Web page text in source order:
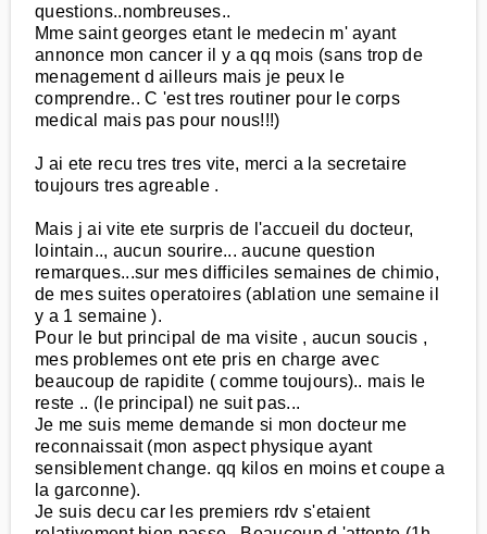
questions..nombreuses..
Mme saint georges etant le medecin m' ayant
annonce mon cancer il y a qq mois (sans trop de
menagement d ailleurs mais je peux le
comprendre.. C 'est tres routiner pour le corps
medical mais pas pour nous!!!)
J ai ete recu tres tres vite, merci a la secretaire
toujours tres agreable .
Mais j ai vite ete surpris de l'accueil du docteur,
lointain.., aucun sourire... aucune question
remarques...sur mes difficiles semaines de chimio,
de mes suites operatoires (ablation une semaine il
y a 1 semaine ).
Pour le but principal de ma visite , aucun soucis ,
mes problemes ont ete pris en charge avec
beaucoup de rapidite ( comme toujours).. mais le
reste .. (le principal) ne suit pas...
Je me suis meme demande si mon docteur me
reconnaissait (mon aspect physique ayant
sensiblement change. qq kilos en moins et coupe a
la garconne).
Je suis decu car les premiers rdv s'etaient